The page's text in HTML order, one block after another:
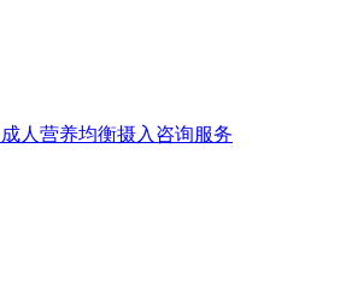
成人营养均衡摄入咨询服务